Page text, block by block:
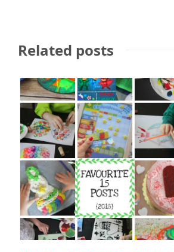
Related posts